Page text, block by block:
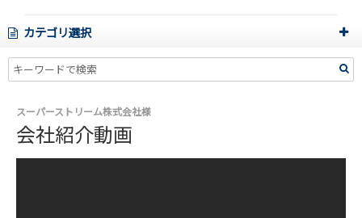
カテゴリ選択
スーパーストリーム株式会社様
会社紹介動画